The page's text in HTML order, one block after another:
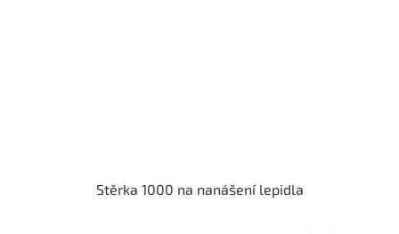
Stěrka 1000 na nanášení lepidla